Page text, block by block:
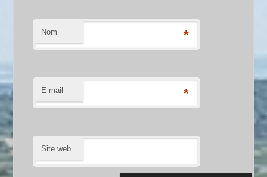
Nom *
E-mail *
Site web